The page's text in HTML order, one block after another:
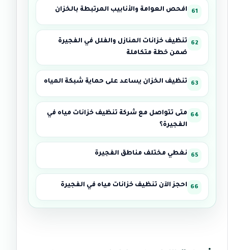
افحص العوامة والأنابيب المرتبطة بالخزان
تنظيف خزانات المنازل والفلل في الفجيرة
ضمن خطة متكاملة
تنظيف الخزان يساعد على حماية شبكة المياه
متى تتواصل مع شركة تنظيف خزانات مياه في
الفجيرة؟
نغطي مختلف مناطق الفجيرة
احجز الآن تنظيف خزانات مياه في الفجيرة